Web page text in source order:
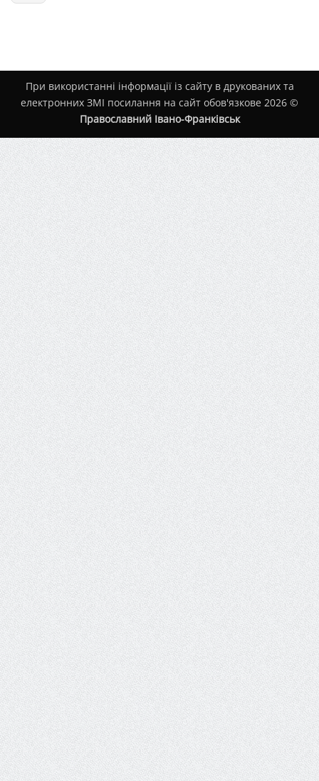
При використанні інформації із сайту в друкованих та
електронних ЗМІ посилання на сайт обов'язкове 2026 ©
Православний Івано-Франківськ